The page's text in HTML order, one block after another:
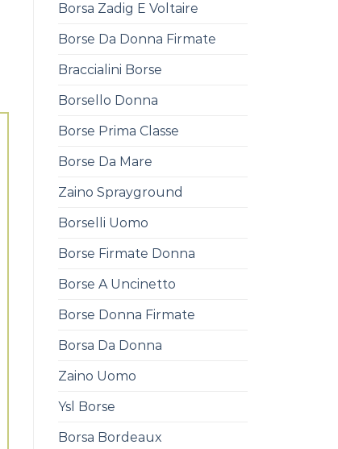
Borsa Zadig E Voltaire
Borse Da Donna Firmate
Braccialini Borse
Borsello Donna
Borse Prima Classe
Borse Da Mare
Zaino Sprayground
Borselli Uomo
Borse Firmate Donna
Borse A Uncinetto
Borse Donna Firmate
Borsa Da Donna
Zaino Uomo
Ysl Borse
Borsa Bordeaux